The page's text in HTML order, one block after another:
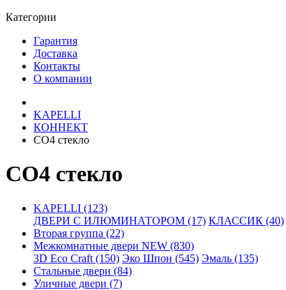
Категории
Гарантия
Доставка
Контакты
О компании
KAPELLI
КОННЕКТ
СО4 стекло
СО4 стекло
KAPELLI (123)
ДВЕРИ С ИЛЮМИНАТОРОМ (17) КЛАССИК (40)
Вторая группа (22)
Межкомнатные двери NEW (830)
3D Eco Craft (150) Эко Шпон (545) Эмаль (135)
Стальные двери (84)
Уличные двери (7)